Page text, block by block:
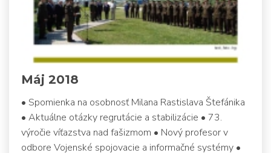
Máj 2018
• Spomienka na osobnosť Milana Rastislava Štefánika
• Aktuálne otázky regrutácie a stabilizácie • 73.
výročie víťazstva nad fašizmom • Nový profesor v
odbore Vojenské spojovacie a informačné systémy •